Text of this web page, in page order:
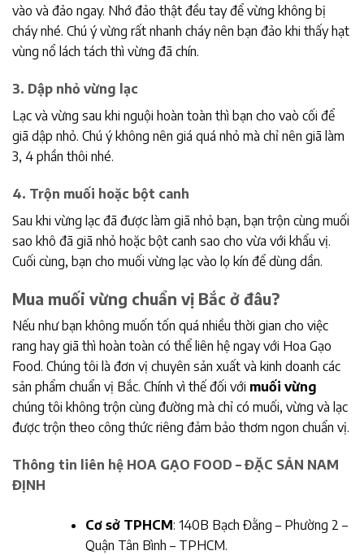
vào và đảo ngay. Nhớ đảo thật đều tay để vừng không bị
cháy nhé. Chú ý vừng rất nhanh cháy nên bạn đảo khi thấy hạt
vùng nổ lách tách thì vừng đã chín.
3. Dập nhỏ vừng lạc
Lạc và vừng sau khi nguội hoàn toàn thì bạn cho vaò cối để
giã dập nhỏ. Chú ý không nên giá quá nhỏ mà chỉ nên giã làm
3, 4 phần thôi nhé.
4. Trộn muối hoặc bột canh
Sau khi vừng lạc đã được làm giã nhỏ bạn, bạn trộn cùng muối
sao khô đã giã nhỏ hoặc bột canh sao cho vừa với khẩu vị.
Cuối cùng, bạn cho muối vừng lạc vào lọ kín để dùng dần.
Mua muối vừng chuẩn vị Bắc ở đâu?
Nếu như bạn không muốn tốn quá nhiều thời gian cho việc
rang hay giã thì hoàn toàn có thể liên hệ ngay với Hoa Gạo
Food. Chúng tôi là đơn vị chuyên sản xuất và kinh doanh các
sản phẩm chuẩn vị Bắc. Chính vì thế đối với muối vừng
chúng tôi không trộn cùng đường mà chỉ có muối, vừng và lạc
được trộn theo công thức riêng đảm bảo thơm ngon chuẩn vị.
Thông tin liên hệ HOA GẠO FOOD – ĐẶC SẢN NAM
ĐỊNH
Cơ sở TPHCM: 140B Bạch Đằng – Phường 2 –
Quận Tân Bình – TPHCM.